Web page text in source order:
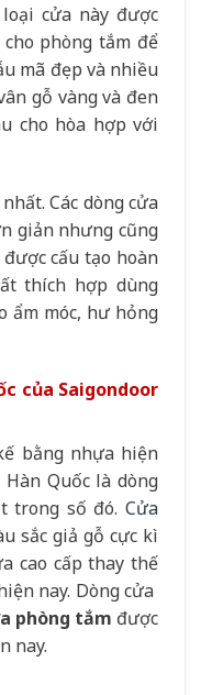
cửa này được
phòng tắm để
mã đẹp và nhiều
gỗ vàng và đen
cho hòa hợp với
Các dòng cửa
giản nhưng cũng
cấu tạo hoàn
thích hợp dùng
ẩm móc, hư hỏng
của Saigondoor
bằng nhựa hiện
Quốc là dòng
trong số đó. Cửa
sắc giả gỗ cực kì
cao cấp thay thế
nay. Dòng cửa
phòng tắm được
nay.